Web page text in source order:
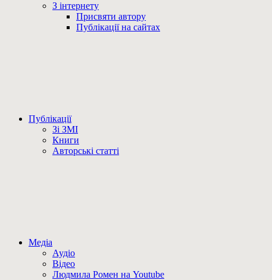
З інтернету
Присвяти автору
Публікації на сайтах
Публікації
Зі ЗМІ
Книги
Авторські статті
Медіа
Аудіо
Відео
Людмила Ромен на Youtube